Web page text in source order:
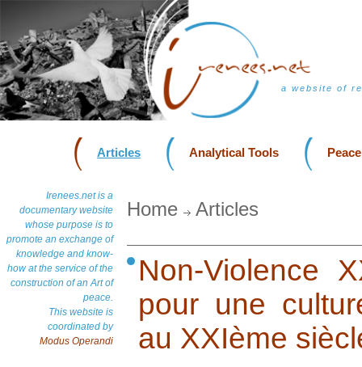
a website of
Articles Analytical Tools
Irenees.net is a
documentary website
whose purpose is to
promote an exchange of
knowledge and know-
how at the service of the
construction of an Art of
peace.
This website is
coordinated by
Modus Operandi
Home Articles
Non-Violence
pour une
au XXIème